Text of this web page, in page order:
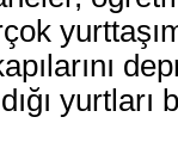
yurtları